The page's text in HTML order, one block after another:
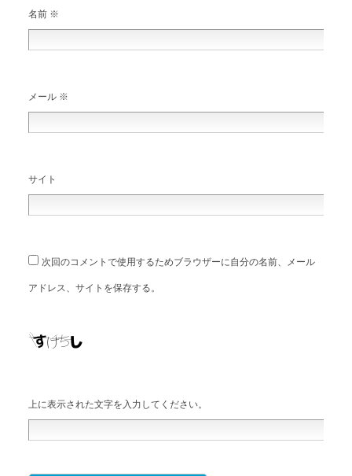
名前 ※
メール ※
サイト
次回のコメントで使用するためブラウザーに自分の名前、メール
アドレス、サイトを保存する。
上に表示された文字を入力してください。